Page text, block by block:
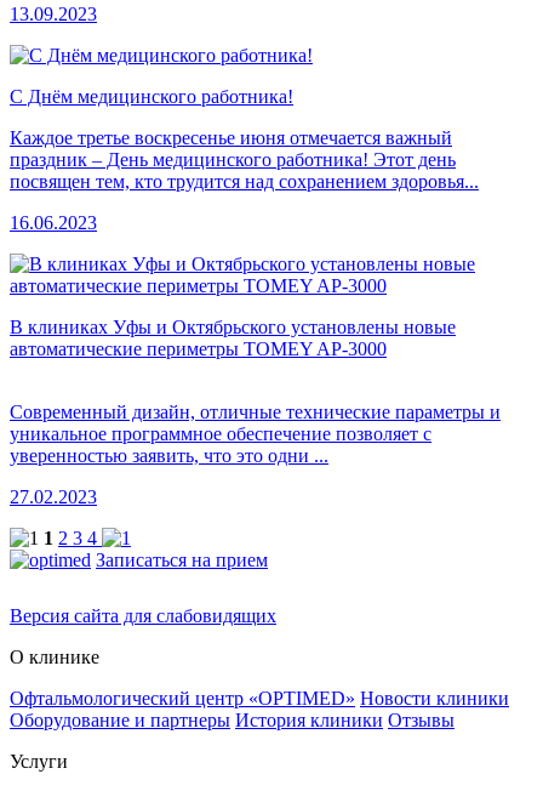
13.09.2023
С Днём медицинского работника!
Каждое третье воскресенье июня отмечается важный
праздник – День медицинского работника! Этот день
посвящен тем, кто трудится над сохранением здоровья...
16.06.2023
В клиниках Уфы и Октябрьского установлены новые
автоматические периметры TOMEY AP-3000
Современный дизайн, отличные технические параметры и
уникальное программное обеспечение позволяет с
уверенностью заявить, что это одни ...
27.02.2023
1 2 3 4
Записаться на прием
Версия сайта для слабовидящих
О клинике
Офтальмологический центр «OPTIMED» Новости клиники
Оборудование и партнеры История клиники Отзывы
Услуги